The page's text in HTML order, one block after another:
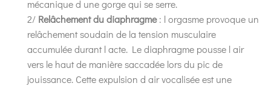
mécanique d une gorge qui se serre.
2/ Relâchement du diaphragme: l orgasme provoque un
relâchement soudain de la tension musculaire
accumulée durant l acte. Le diaphragme pousse l air
vers le haut de manière saccadée lors du pic de
jouissance. Cette expulsion d air vocalisée est une